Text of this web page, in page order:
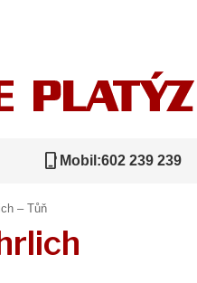
phone_iphone Mobil:602 239 239
– Tůň